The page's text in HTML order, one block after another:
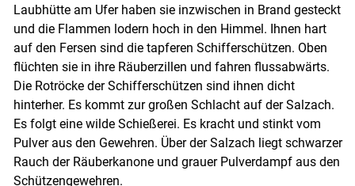
Laubhütte am Ufer haben sie inzwischen in Brand gesteckt
und die Flammen lodern hoch in den Himmel. Ihnen hart
auf den Fersen sind die tapferen Schifferschützen. Oben
flüchten sie in ihre Räuberzillen und fahren flussabwärts.
Die Rotröcke der Schifferschützen sind ihnen dicht
hinterher. Es kommt zur großen Schlacht auf der Salzach.
Es folgt eine wilde Schießerei. Es kracht und stinkt vom
Pulver aus den Gewehren. Über der Salzach liegt schwarzer
Rauch der Räuberkanone und grauer Pulverdampf aus den
Schützengewehren.